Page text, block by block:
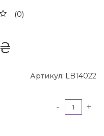
(0)
Артикул: LB14022
- +